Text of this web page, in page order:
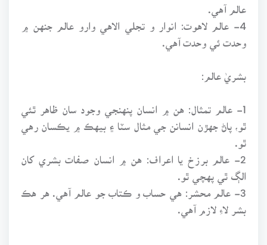
عالم آهي.
4- عالم لاهوت: انوار و تجلي الاهي وارو عالم جنهن ۾
وحدت ئي وحدت آهي.
بشريٰ عالم:
1- عالم تمثال: هن ۾ انسان پنهنجي وجود سان ظاهر ٿئي
ٿو، پاڻ جهڙن انسانن جي مثال سٽا ۽ بيهڪ ۾ يڪسان رهي
ٿو.
2- عالم برزخ يا اعراف: هن ۾ انسان صفات بشري کان
الڳ ٿي پهچي ٿو.
3- عالم محشر: هي حساب و ڪتاب جو عالم آهي. هر هڪ
بشر لاءِ لازم آهي.